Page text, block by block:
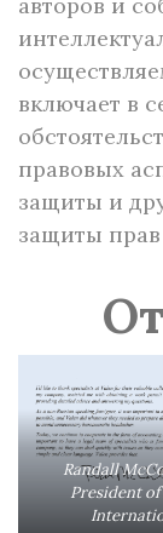
включает в
правовых
защиты и
защиты прав
Randall
President